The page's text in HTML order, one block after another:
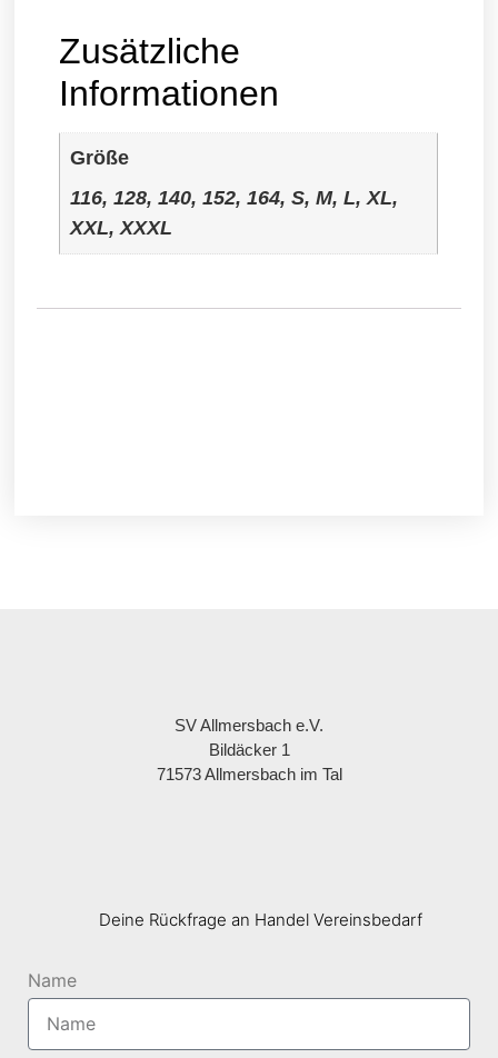
Zusätzliche
Informationen
Größe
116, 128, 140, 152, 164, S, M, L, XL,
XXL, XXXL
SV Allmersbach e.V.
Bildäcker 1
71573 Allmersbach im Tal
Deine Rückfrage an Handel Vereinsbedarf
Name